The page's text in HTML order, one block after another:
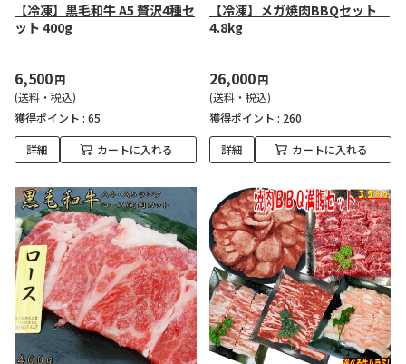
【冷凍】黒毛和牛 A5 贅沢4種セ
ット 400g
6,500円
(送料・税込)
獲得ポイント : 65
詳細 カートに入れる
【冷凍】メガ焼肉BBQセット
4.8kg
26,000円
(送料・税込)
獲得ポイント : 260
詳細 カートに入れる